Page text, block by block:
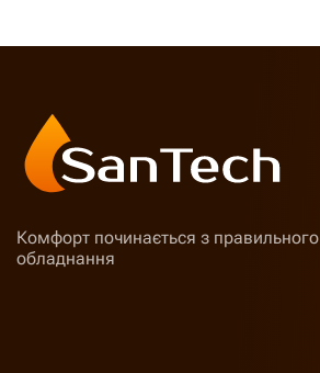
Комфорт починається з правильного
обладнання